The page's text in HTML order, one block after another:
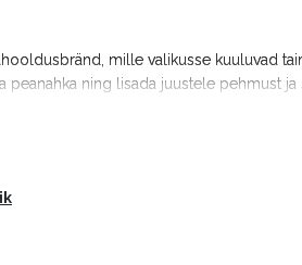
mille valikusse kuuluvad
ning lisada juustele pehmust ja